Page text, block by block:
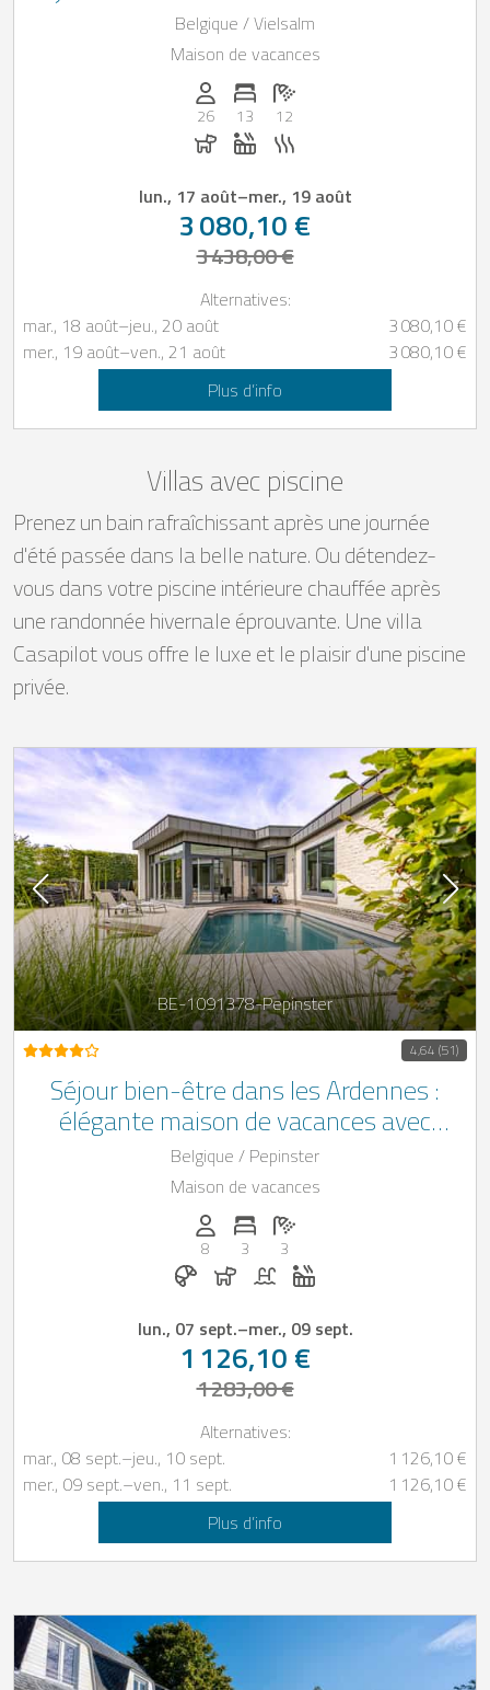
belges
Belgique / Vielsalm
Maison de vacances
Personnes (max): 26
26
Nombre de chambres: 13
13
Nombre de salles de bain: 12
12
Chiens autorisés
Jacuzzi
lun., 17 août–mer., 19 août
3 080,10 €
3 438,00 €
Alternatives:
mar., 18 août–jeu., 20 août
3 080,10 €
mer., 19 août–ven., 21 août
3 080,10 €
Plus d’info
Villas avec piscine
Prenez un bain rafraîchissant après une journée
d'été passée dans la belle nature. Ou détendez-
vous dans votre piscine intérieure chauffée après
une randonnée hivernale éprouvante. Une villa
Casapilot vous offre le luxe et le plaisir d'une piscine
privée.
BE-1091378-Pepinster
4,64 (51)
Séjour bien-être dans les Ardennes :
élégante maison de vacances avec
piscine privée (15/04–15/10) et jacuzzi
accessible toute l’année – idéale pour se
détendre au cœur de la nature.
Belgique / Pepinster
Maison de vacances
Personnes (max): 8
8
Nombre de chambres: 3
3
Nombre de salles de bain: 3
3
Petit-déjeuner réservable chez
Chiens autorisés
Piscine
lun., 07 sept.–mer., 09 sept.
1 126,10 €
1 283,00 €
Alternatives:
mar., 08 sept.–jeu., 10 sept.
1 126,10 €
mer., 09 sept.–ven., 11 sept.
1 126,10 €
Plus d’info